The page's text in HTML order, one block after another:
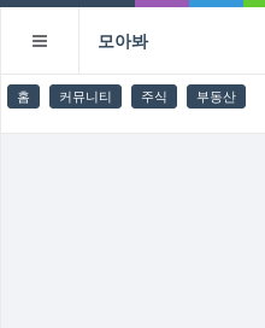
모아봐
홈 커뮤니티 주식 부동산